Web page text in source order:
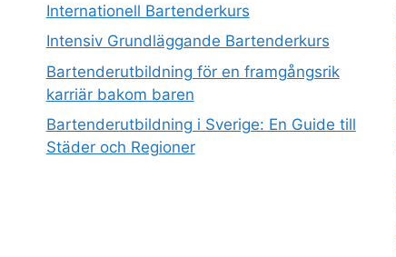
Internationell Bartenderkurs​
Intensiv Grundläggande Bartenderkurs
Bartenderutbildning för en framgångsrik
karriär bakom baren
Bartenderutbildning i Sverige: En Guide till
Städer och Regioner